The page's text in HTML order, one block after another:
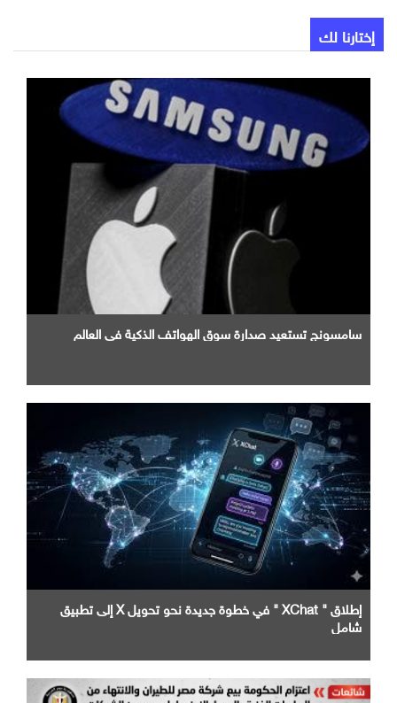
إختارنا لك
سامسونج تستعيد صدارة سوق الهواتف الذكية في العالم
إطلاق " XChat " في خطوة جديدة نحو تحويل X إلى تطبيق
شامل